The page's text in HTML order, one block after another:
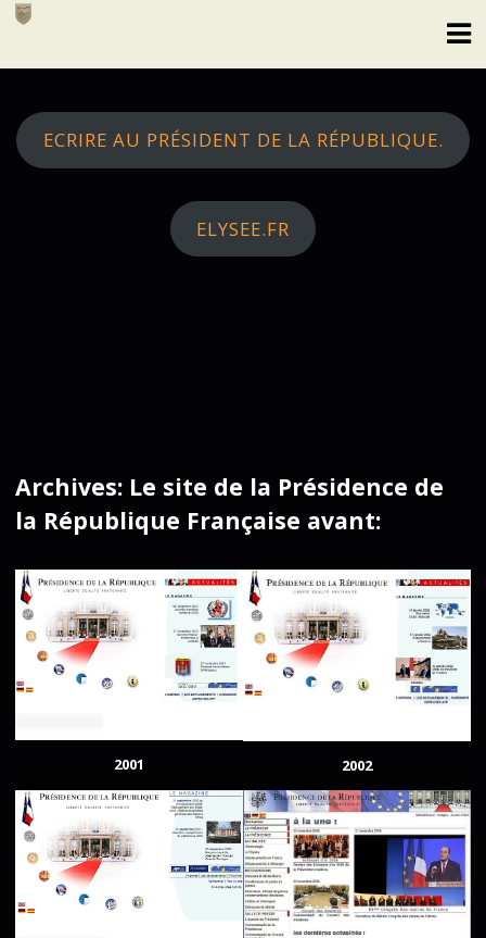
Skip
ECRIRE AU PRÉSIDENT DE LA RÉPUBLIQUE.
ELYSEE.FR
Archives: Le site de la Présidence de
la République Française avant:
2001 2002